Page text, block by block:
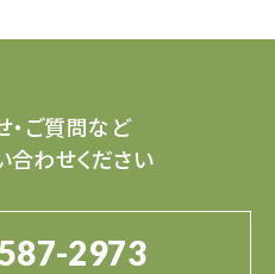
・ご質問など
合わせください
2973